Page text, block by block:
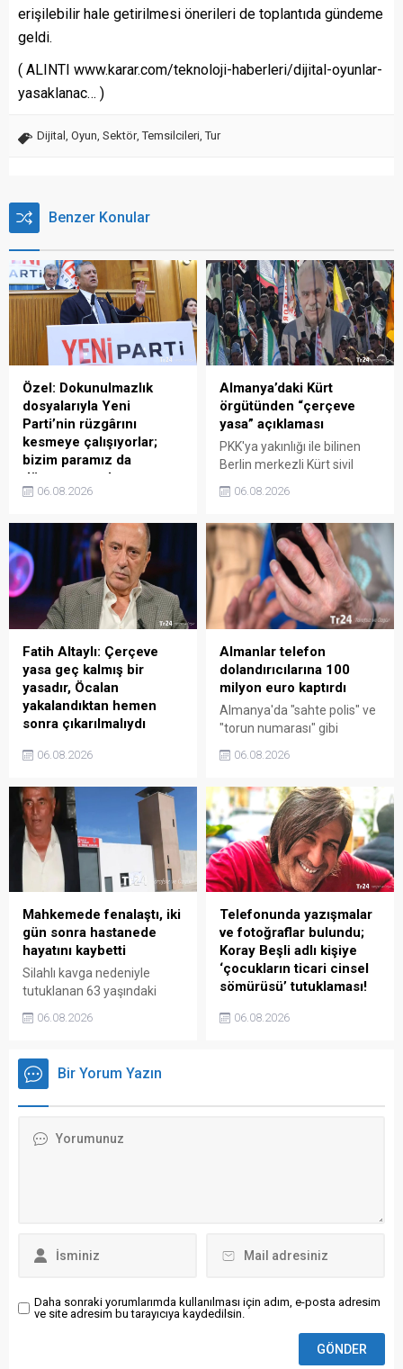
erişilebilir hale getirilmesi önerileri de toplantıda gündeme
geldi.
( ALINTI www.karar.com/teknoloji-haberleri/dijital-oyunlar-
yasaklanac… )
Dijital Oyun Sektör,Temsilcileri ,Tur
Benzer Konular
Özel: Dokunulmazlık
dosyalarıyla Yeni
Parti’nin rüzgârını
kesmeye çalışıyorlar;
bizim paramız da
düşmanımız da az
Yeni Parti lideri Özgür Özel,
hakkında "Bağış
kampanyası açtık, bir
haftada 131 bin küsur
vatandaş 283 milyon küsur
lira bağışlamış, bunu
önemsiyoruz.Yeni Parti’nin
parası az, imkânları az ama
düşmanı da az. " diye ...
06.08.2026
Almanya’daki Kürt
örgütünden “çerçeve
yasa” açıklaması
PKK'ya yakınlığı ile bilinen
Berlin merkezli Kürt sivil
toplum kuruluşu (STK)
Civaka Azad, TBMM'ye
Toplumsal Bütünleşmenin
Güçlendirilmesine Dair
Kanun Teklifi" ile ilgili bir
açıklama yayınladı.
Açıklamada, yeni çözüm ...
06.08.2026
Fatih Altaylı: Çerçeve
yasa geç kalmış bir
yasadır, Öcalan
yakalandıktan hemen
sonra çıkarılmalıydı
Meclis'e sunulan çerçeve
paylaştığı bugünkü
yazısında, "Geç kalmış bir
yasadır. Bu yasa, bundan 25,
hadi bilemediniz 20 yıl önce
çıkmalıydı. Öcalan yakalanıp
Türkiye’ye teslim edildikten
hemen sonra ...
06.08.2026
Almanlar telefon
dolandırıcılarına 100
milyon euro kaptırdı
Almanya'da "sahte polis" ve
"torun numarası" gibi
yöntemleri ile insanlar bir
euroya yakın para kaybetti
06.08.2026
Mahkemede fenalaştı, iki
gün sonra hastanede
hayatını kaybetti
Silahlı kavga nedeniyle
tutuklanan 63 yaşındaki
Şeyhmus Ateş, Diyarbakır
26. Asliye Ceza
duruşması sırasında
fenalaşarak yere
çocuk babası Ateş,
06.08.2026
Telefonunda yazışmalar
ve fotoğraflar bulundu;
Koray Beşli adlı kişiye
‘çocukların ticari cinsel
sömürüsü’ tutuklaması!
Telefonunda kız
çocuklarının ticari cinsel
06.08.2026
Bir Yorum Yazın
Daha sonraki yorumlarımda kullanılması için adım, e-posta adresim
ve site adresim bu tarayıcıya kaydedilsin.